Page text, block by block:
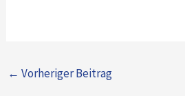
← Vorheriger Beitrag